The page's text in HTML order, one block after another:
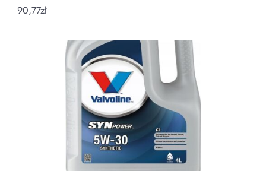
90,77zł